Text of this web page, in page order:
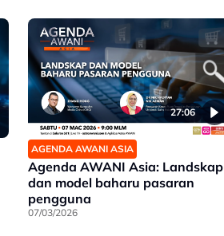
27:06
AGENDA AWANI ASIA
Agenda AWANI Asia: Landskap
dan model baharu pasaran
pengguna
07/03/2026